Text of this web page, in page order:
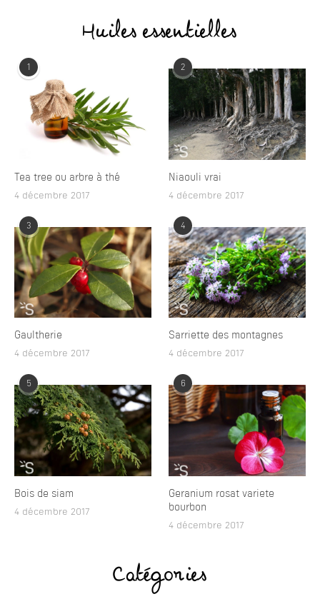
Huiles essentielles
1
Tea tree ou arbre à thé
4 décembre 2017
2
Niaouli vrai
4 décembre 2017
3
Gaultherie
4 décembre 2017
4
Sarriette des montagnes
4 décembre 2017
5
Bois de siam
4 décembre 2017
6
Geranium rosat variete
bourbon
4 décembre 2017
Catégories